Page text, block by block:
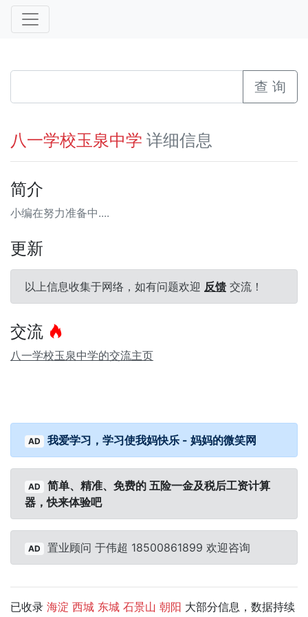
查 询
八一学校玉泉中学 详细信息
简介
小编在努力准备中....
更新
以上信息收集于网络，如有问题欢迎 反馈 交流！
交流
八一学校玉泉中学的交流主页
AD 我爱学习，学习使我妈快乐 - 妈妈的微笑网
AD
简单、精准、免费的 五险一金及税后工资计算
器，快来体验吧
AD 置业顾问 于伟超 18500861899 欢迎咨询
已收录 海淀 西城 东城 石景山 朝阳 大部分信息，数据持续